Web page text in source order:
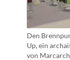
Den
Up, ein
von